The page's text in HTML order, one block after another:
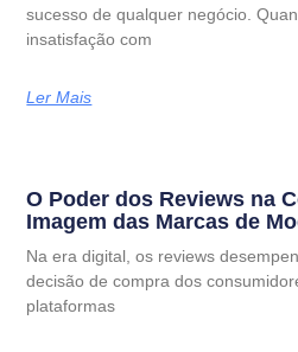
sucesso de qualquer negócio.
insatisfação com
Ler Mais
O Poder dos Reviews na
Imagem das Marcas de
Na era digital, os reviews
decisão de compra dos
plataformas